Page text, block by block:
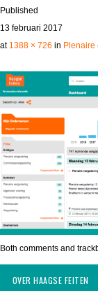
Published
13 februari 2017
at 1388 × 726 in Plenaire
Both comments and
OVER HAAGSE FEITEN